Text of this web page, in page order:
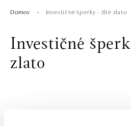
Domov Investičné šperky - žlté zlato
Investičné
zlato